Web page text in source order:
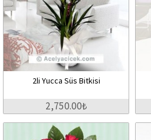
2li Yucca Süs Bitkisi
2,750.00₺